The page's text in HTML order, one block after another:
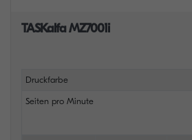
TASKalfa MZ7001i
Druckfarbe
Seiten pro Minute